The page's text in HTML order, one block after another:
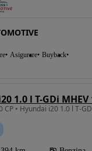
Asigurare Buyback